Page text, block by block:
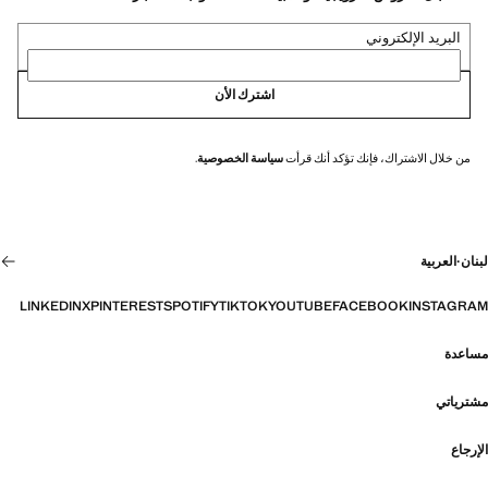
البريد الإلكتروني
اشترك الأن
من خلال الاشتراك، فإنك تؤكد أنك قرأتسياسة الخصوصية.
لبنان·العربية
INSTAGRAM
FACEBOOK
YOUTUBE
TIKTOK
SPOTIFY
PINTEREST
X
LINKEDIN
مساعدة
مشترياتي
الإرجاع